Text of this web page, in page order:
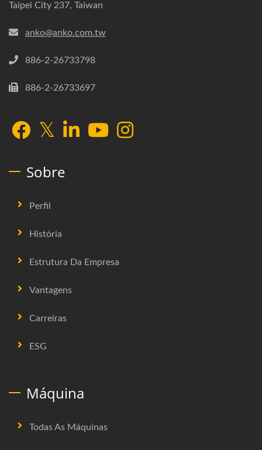
Taipei City 237, Taiwan
anko@anko.com.tw
886-2-26733798
886-2-26733697
Sobre
Perfil
História
Estrutura Da Empresa
Vantagens
Carreiras
ESG
Máquina
Todas As Máquinas